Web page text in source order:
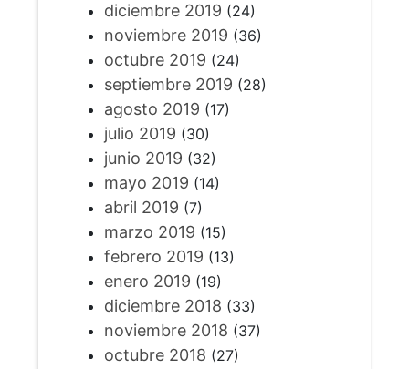
diciembre 2019 (24)
noviembre 2019 (36)
octubre 2019 (24)
septiembre 2019 (28)
agosto 2019 (17)
julio 2019 (30)
junio 2019 (32)
mayo 2019 (14)
abril 2019 (7)
marzo 2019 (15)
febrero 2019 (13)
enero 2019 (19)
diciembre 2018 (33)
noviembre 2018 (37)
octubre 2018 (27)